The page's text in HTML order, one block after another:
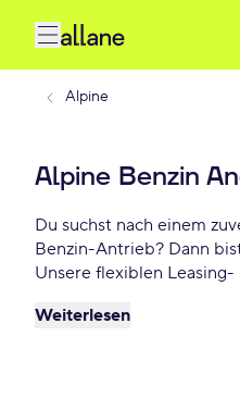
Alpine
Alpine Benzin
Du suchst nach einem
Benzin-Antrieb? Dann
Unsere flexiblen Leasing-
Wunschauto zu Top-
Weiterlesen